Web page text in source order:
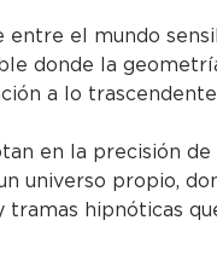
entre el mundo
donde la
a lo
en la precisión
universo propio,
hipnóticas